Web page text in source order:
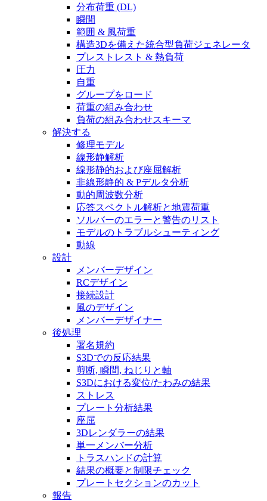
分布荷重 (DL)
瞬間
範囲 & 風荷重
構造3Dを備えた統合型負荷ジェネレータ
プレストレスト & 熱負荷
圧力
自重
グループをロード
荷重の組み合わせ
負荷の組み合わせスキーマ
解決する
修理モデル
線形静解析
線形静的および座屈解析
非線形静的 & Pデルタ分析
動的周波数分析
応答スペクトル解析と地震荷重
ソルバーのエラーと警告のリスト
モデルのトラブルシューティング
動線
設計
メンバーデザイン
RCデザイン
接続設計
風のデザイン
メンバーデザイナー
後処理
署名規約
S3Dでの反応結果
剪断, 瞬間, ねじりと軸
S3Dにおける変位/たわみの結果
ストレス
プレート分析結果
座屈
3Dレンダラーの結果
単一メンバー分析
トラスハンドの計算
結果の概要と制限チェック
プレートセクションのカット
報告